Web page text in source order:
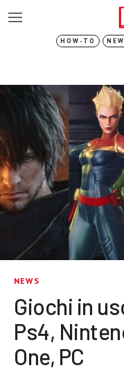
HOW-TO
NEWS
Giochi in
Ps4,
One, PC